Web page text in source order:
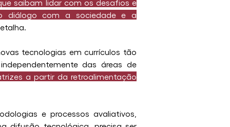
saibam lidar com os desafios e
diálogo com a sociedade e a
tecnologias em currículos tão
das áreas de
a partir da retroalimentação
e processos avaliativos,